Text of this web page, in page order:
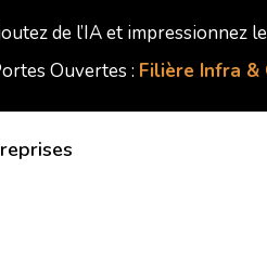
de l’IA et impressionnez
Ouvertes : Filière Infra &